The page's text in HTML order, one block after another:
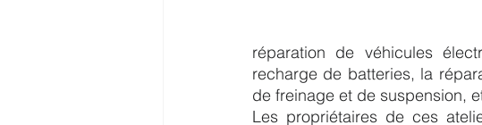
réparation de véhicules
recharge de batteries, la
de freinage et de suspension,
Les propriétaires de ces